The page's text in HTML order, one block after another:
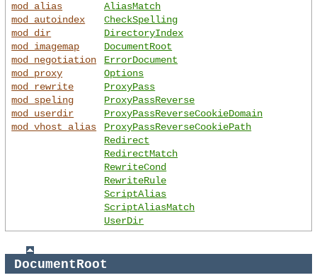
mod_alias
mod_autoindex
mod_dir
mod_imagemap
mod_negotiation
mod_proxy
mod_rewrite
mod_speling
mod_userdir
mod_vhost_alias
AliasMatch
CheckSpelling
DirectoryIndex
DocumentRoot
ErrorDocument
Options
ProxyPass
ProxyPassReverse
ProxyPassReverseCookieDomain
ProxyPassReverseCookiePath
Redirect
RedirectMatch
RewriteCond
RewriteRule
ScriptAlias
ScriptAliasMatch
UserDir
DocumentRoot